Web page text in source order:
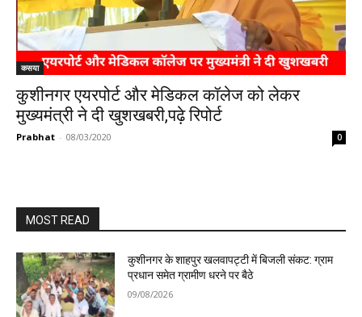
कसया
कुशीनगर एयरपोर्ट और मेडिकल कॉलेज को लेकर
मुख्यमंत्री ने दी खुशखबरी,पढ़े रिपोर्ट
Prabhat - 08/03/2020 0
MOST READ
कुशीनगर के शाहपुर खलवापट्टी में बिजली संकट: ग्राम
प्रधान समेत ग्रामीण धरने पर बैठे
09/08/2026